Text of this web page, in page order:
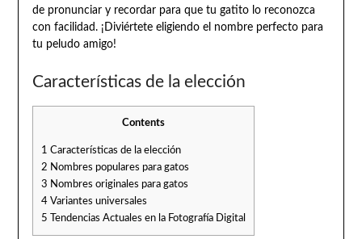
de pronunciar y recordar para que tu gatito lo reconozca
con facilidad. ¡Diviértete eligiendo el nombre perfecto para
tu peludo amigo!
Características de la elección
Contents
1 Características de la elección
2 Nombres populares para gatos
3 Nombres originales para gatos
4Variantes universales
5 Tendencias Actuales en la Fotografía Digital